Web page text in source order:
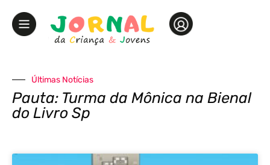
Últimas Notícias
Pauta: Turma da Mônica na Bienal
do Livro Sp